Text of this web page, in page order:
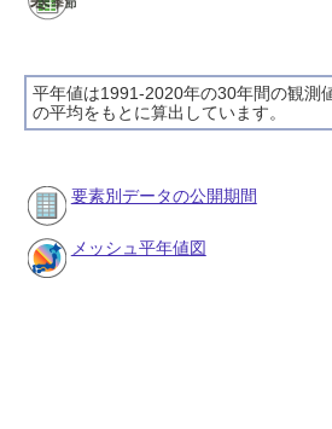
平年値は1991-2020年の30年間の観測
の平均をもとに算出しています。
要素別データの公開期間
メッシュ平年値図